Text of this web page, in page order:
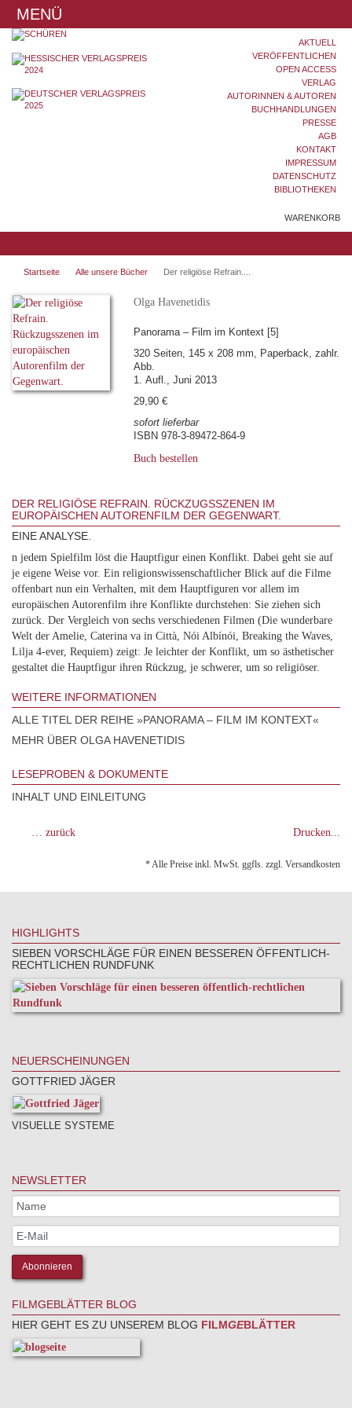
MENÜ
AKTUELL
VERÖFFENTLICHEN
OPEN ACCESS
VERLAG
AUTORINNEN & AUTOREN
BUCHHANDLUNGEN
PRESSE
AGB
KONTAKT
IMPRESSUM
DATENSCHUTZ
BIBLIOTHEKEN
WARENKORB
Startseite Alle unsere Bücher Der religiöse Refrain....
Olga Havenetidis
Panorama – Film im Kontext [5]
320 Seiten, 145 x 208 mm, Paperback, zahlr.
Abb.
1. Aufl., Juni 2013
29,90 €
sofort lieferbar
ISBN 978-3-89472-864-9
Buch bestellen
DER RELIGIÖSE REFRAIN. RÜCKZUGSSZENEN IM
EUROPÄISCHEN AUTORENFILM DER GEGENWART.
EINE ANALYSE.
n jedem Spielfilm löst die Hauptfigur einen Konflikt. Dabei geht sie auf
je eigene Weise vor. Ein religionswissenschaftlicher Blick auf die Filme
offenbart nun ein Verhalten, mit dem Hauptfiguren vor allem im
europäischen Autorenfilm ihre Konflikte durchstehen: Sie ziehen sich
zurück. Der Vergleich von sechs verschiedenen Filmen (Die wunderbare
Welt der Amelie, Caterina va in Città, Nói Albínói, Breaking the Waves,
Lilja 4-ever, Requiem) zeigt: Je leichter der Konflikt, um so ästhetischer
gestaltet die Hauptfigur ihren Rückzug, je schwerer, um so religiöser.
WEITERE INFORMATIONEN
ALLE TITEL DER REIHE »PANORAMA – FILM IM KONTEXT«
MEHR ÜBER OLGA HAVENETIDIS
LESEPROBEN & DOKUMENTE
INHALT UND EINLEITUNG
… zurück Drucken...
* Alle Preise inkl. MwSt. ggfls. zzgl. Versandkosten
HIGHLIGHTS
SIEBEN VORSCHLÄGE FÜR EINEN BESSEREN ÖFFENTLICH-
RECHTLICHEN RUNDFUNK
NEUERSCHEINUNGEN
GOTTFRIED JÄGER
VISUELLE SYSTEME
NEWSLETTER
FILMGEBLÄTTER BLOG
HIER GEHT ES ZU UNSEREM BLOG FILMGEBLÄTTER